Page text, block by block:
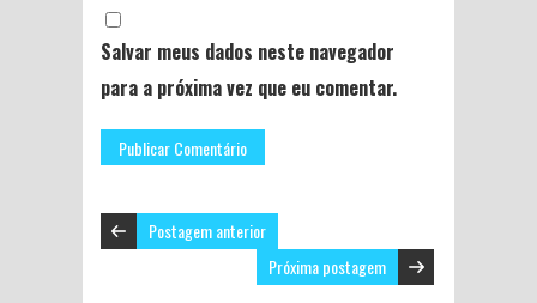
Salvar meus dados neste navegador
para a próxima vez que eu comentar.
Postagem anterior
Próxima postagem